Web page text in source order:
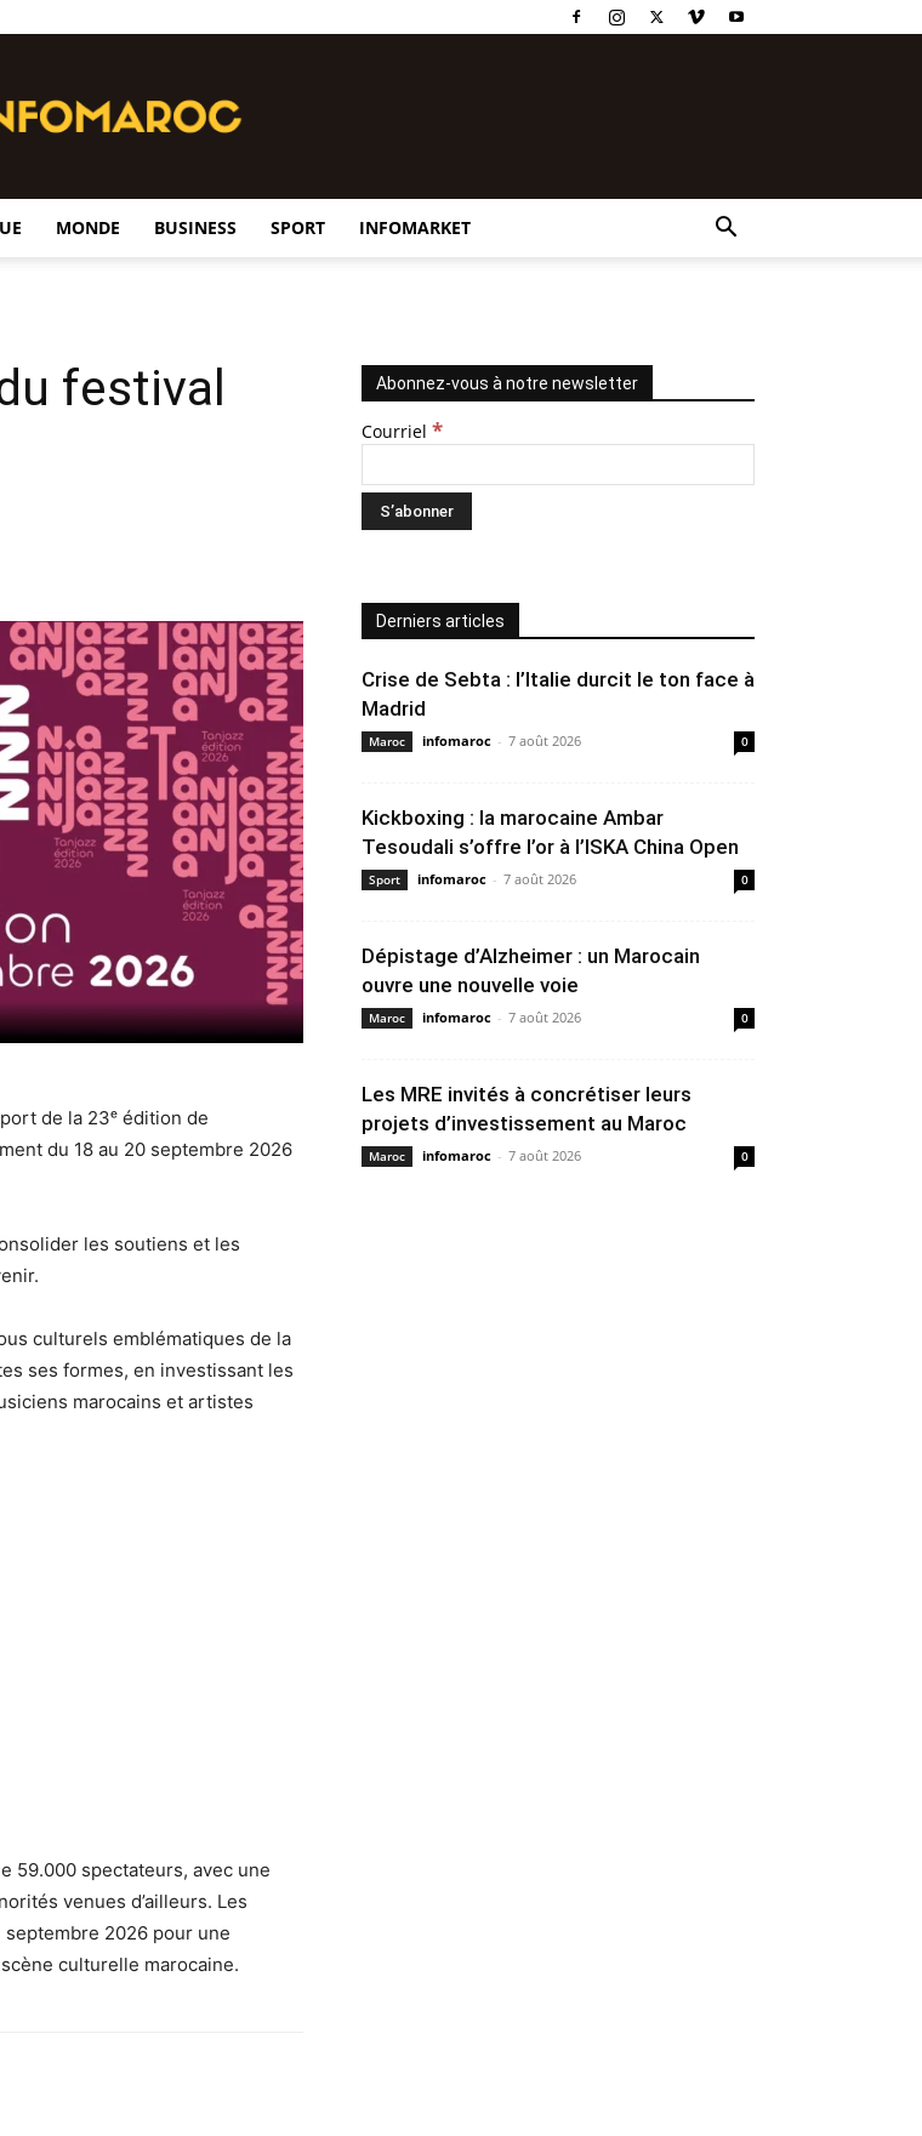
MONDE BUSINESS SPORT INFOMARKET
festival
de la 23ᵉ édition de
du 18 au 20 septembre 2026
les soutiens et les
culturels emblématiques de la
ses formes, en investissant les
marocains et artistes
59.000 spectateurs, avec une
venues d’ailleurs. Les
2026 pour une
culturelle marocaine.
Abonnez-vous à notre newsletter
Courriel *
Derniers articles
Crise de Sebta : l’Italie durcit le ton face à
Madrid
Maroc infomaroc - 7 août 2026 0
Kickboxing : la marocaine Ambar
Tesoudali s’offre l’or à l’ISKA China Open
Sport infomaroc - 7 août 2026 0
Dépistage d’Alzheimer : un Marocain
ouvre une nouvelle voie
Maroc infomaroc - 7 août 2026 0
Les MRE invités à concrétiser leurs
projets d’investissement au Maroc
Maroc infomaroc - 7 août 2026 0